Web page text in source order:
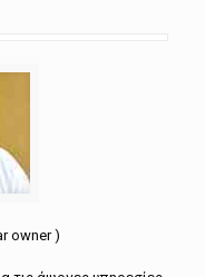
owner )